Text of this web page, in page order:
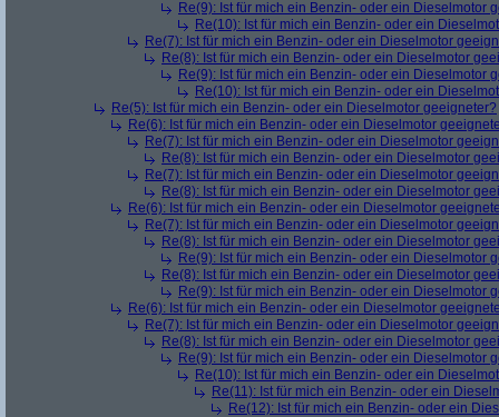
Re(9): Ist für mich ein Benzin- oder ein Dieselmotor
Re(10): Ist für mich ein Benzin- oder ein
Re(7): Ist für mich ein Benzin- oder ein Dieselmotor
Re(8): Ist für mich ein Benzin- oder ein Dieselmotor
Re(9): Ist für mich ein Benzin- oder ein Dieselmotor
Re(10): Ist für mich ein Benzin- oder ein
Re(5): Ist für mich ein Benzin- oder ein Dieselmotor geeigneter?
Re(6): Ist für mich ein Benzin- oder ein Dieselmotor
Re(7): Ist für mich ein Benzin- oder ein Dieselmotor
Re(8): Ist für mich ein Benzin- oder ein Dieselmotor
Re(7): Ist für mich ein Benzin- oder ein Dieselmotor
Re(8): Ist für mich ein Benzin- oder ein Dieselmotor
Re(6): Ist für mich ein Benzin- oder ein Dieselmotor
Re(7): Ist für mich ein Benzin- oder ein Dieselmotor
Re(8): Ist für mich ein Benzin- oder ein Dieselmotor
Re(9): Ist für mich ein Benzin- oder ein Dieselmotor
Re(8): Ist für mich ein Benzin- oder ein Dieselmotor
Re(9): Ist für mich ein Benzin- oder ein Dieselmotor
Re(6): Ist für mich ein Benzin- oder ein Dieselmotor
Re(7): Ist für mich ein Benzin- oder ein Dieselmotor
Re(8): Ist für mich ein Benzin- oder ein Dieselmotor
Re(9): Ist für mich ein Benzin- oder ein Dieselmotor
Re(10): Ist für mich ein Benzin- oder ein
Re(11): Ist für mich ein Benzin- oder ein
Re(12): Ist für mich ein Benzin- oder ein